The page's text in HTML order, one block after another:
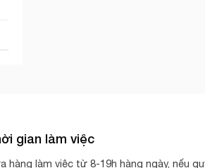
gian làm việc
hàng làm việc từ 8-19h hàng ngày, nếu